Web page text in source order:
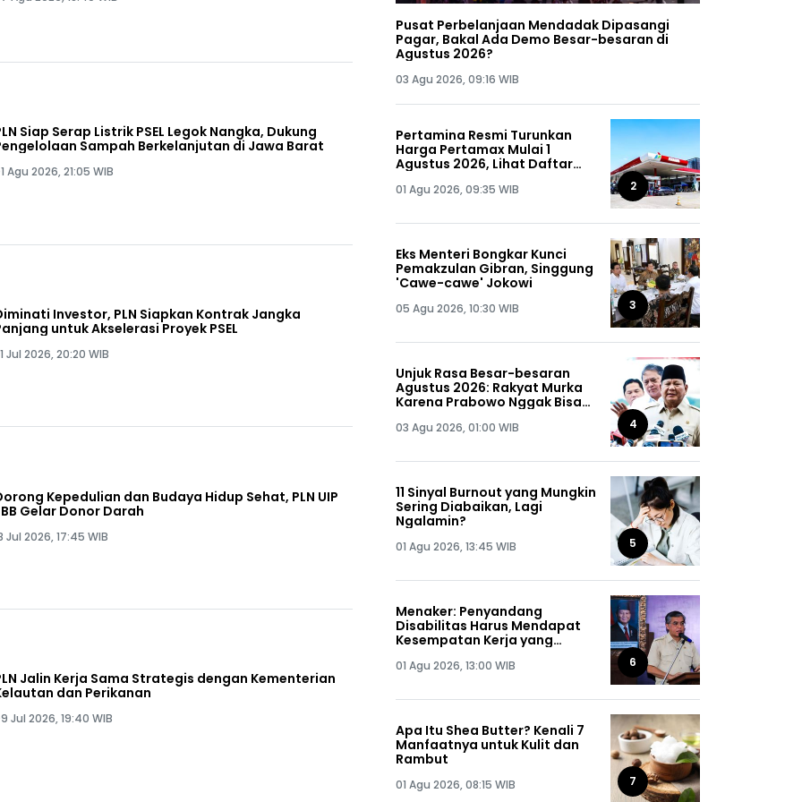
Siap Serap Listrik PSEL Legok Nangka, Dukung
Sampah Berkelanjutan di Jawa Barat
Agu 2026, 21:05 WIB
Investor, PLN Siapkan Kontrak Jangka
untuk Akselerasi Proyek PSEL
Jul 2026, 20:20 WIB
Kepedulian dan Budaya Hidup Sehat, PLN UIP
Gelar Donor Darah
Jul 2026, 17:45 WIB
Jalin Kerja Sama Strategis dengan Kementerian
dan Perikanan
Jul 2026, 19:40 WIB
Pusat Perbelanjaan Mendadak Dipasangi
Pagar, Bakal Ada Demo Besar-besaran di
Agustus 2026?
03 Agu 2026, 09:16 WIB
Pertamina Resmi Turunkan
Harga Pertamax Mulai 1
Agustus 2026, Lihat Daftar
01 Agu 2026, 09:35 WIB 2
Eks Menteri Bongkar Kunci
Pemakzulan Gibran, Singgung
'Cawe-cawe' Jokowi
05 Agu 2026, 10:30 WIB 3
Unjuk Rasa Besar-besaran
Agustus 2026: Rakyat Murka
Karena Prabowo Nggak Bisa
03 Agu 2026, 01:00 WIB 4
11 Sinyal Burnout yang Mungkin
Sering Diabaikan, Lagi
Ngalamin?
01 Agu 2026, 13:45 WIB 5
Menaker: Penyandang
Disabilitas Harus Mendapat
Kesempatan Kerja yang
01 Agu 2026, 13:00 WIB 6
Apa Itu Shea Butter? Kenali 7
Manfaatnya untuk Kulit dan
Rambut
01 Agu 2026, 08:15 WIB 7